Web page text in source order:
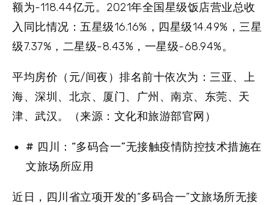
额为-118.44亿元。2021年全国星级饭店营业总收
入同比情况：五星级16.16%，四星级14.49%，三星
级7.37%，二星级-8.43%，一星级-68.94%。
平均房价（元/间夜）排名前十依次为：三亚、上
海、深圳、北京、厦门、广州、南京、东莞、天
津、武汉。（来源：文化和旅游部官网）
# 四川：“多码合一”无接触疫情防控技术措施在
文旅场所应用
近日，四川省立项开发的“多码合一”文旅场所无接